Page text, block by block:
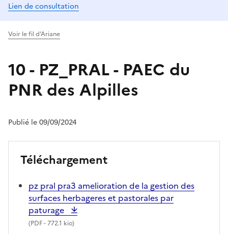
Lien de consultation
Voir le fil d'Ariane
10 - PZ_PRAL - PAEC du
PNR des Alpilles
Publié le 09/09/2024
Téléchargement
pz pral pra3 amelioration de la gestion des
surfaces herbageres et pastorales par
paturage
(PDF- 772.1 kio)